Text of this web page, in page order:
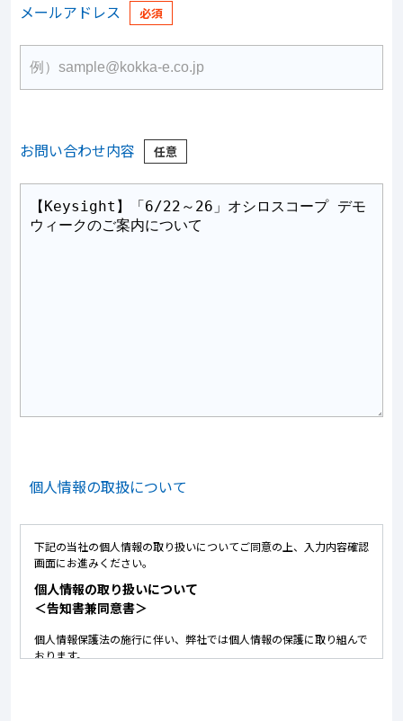
メールアドレス
お問い合わせ内容
個人情報の取扱について
下記の当社の個人情報の取り扱いについてご同意の上、入力内容確認
画面にお進みください。
個人情報の取り扱いについて
＜告知書兼同意書＞
個人情報保護法の施行に伴い、弊社では個人情報の保護に取り組んで
おります。